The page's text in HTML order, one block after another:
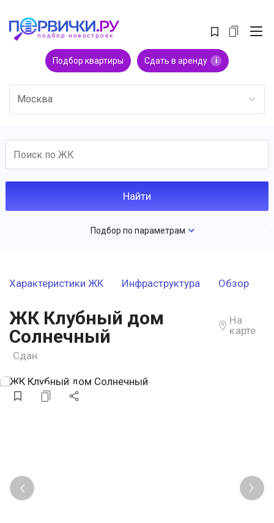
Подбор квартиры Сдать в аренду i
Москва
Подбор по параметрам
Характеристики ЖК Инфраструктура Обзор
ЖК Клубный дом
Солнечный
На
карте
Сдан